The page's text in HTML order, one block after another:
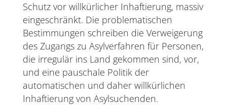
Schutz vor willkürlicher Inhaftierung, massiv
eingeschränkt. Die problematischen
Bestimmungen schreiben die Verweigerung
des Zugangs zu Asylverfahren für Personen,
die irregulär ins Land gekommen sind, vor,
und eine pauschale Politik der
automatischen und daher willkürlichen
Inhaftierung von Asylsuchenden.